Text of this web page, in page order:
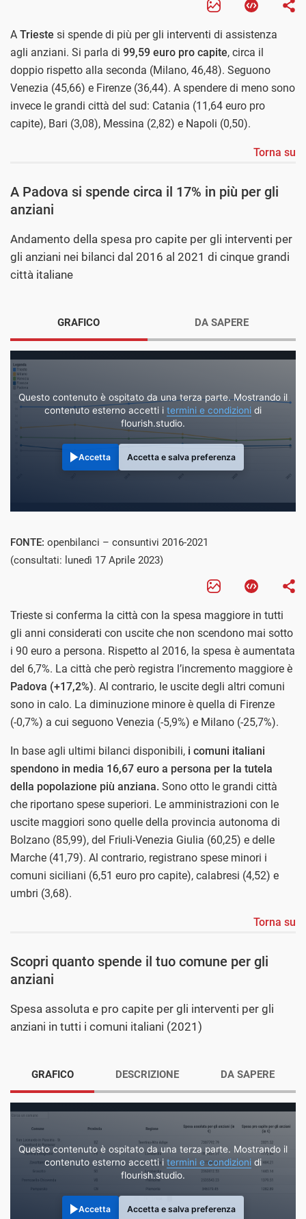
A Trieste si spende di più per gli interventi di assistenza
agli anziani. Si parla di 99,59 euro pro capite, circa il
doppio rispetto alla seconda (Milano, 46,48). Seguono
Venezia (45,66) e Firenze (36,44). A spendere di meno sono
invece le grandi città del sud: Catania (11,64 euro pro
capite), Bari (3,08), Messina (2,82) e Napoli (0,50).
Torna su
A Padova si spende circa il 17% in più per gli
anziani
Andamento della spesa pro capite per gli interventi per
gli anziani nei bilanci dal 2016 al 2021 di cinque grandi
città italiane
GRAFICO
Questo contenuto è ospitato da una terza parte. Mostrando il
contenuto esterno accetti i termini e condizioni di
flourish.studio.
Accetta Accetta e salva preferenza
DA SAPERE
FONTE: openbilanci – consuntivi 2016-2021
(consultati: lunedì 17 Aprile 2023)
Trieste si conferma la città con la spesa maggiore in tutti
gli anni considerati con uscite che non scendono mai sotto
i 90 euro a persona. Rispetto al 2016, la spesa è aumentata
del 6,7%. La città che però registra l’incremento maggiore è
Padova (+17,2%). Al contrario, le uscite degli altri comuni
sono in calo. La diminuzione minore è quella di Firenze
(-0,7%) a cui seguono Venezia (-5,9%) e Milano (-25,7%).
In base agli ultimi bilanci disponibili, i comuni italiani
spendono in media 16,67 euro a persona per la tutela
della popolazione più anziana. Sono otto le grandi città
che riportano spese superiori. Le amministrazioni con le
uscite maggiori sono quelle della provincia autonoma di
Bolzano (85,99), del Friuli-Venezia Giulia (60,25) e delle
Marche (41,79). Al contrario, registrano spese minori i
comuni siciliani (6,51 euro pro capite), calabresi (4,52) e
umbri (3,68).
Torna su
Scopri quanto spende il tuo comune per gli
anziani
Spesa assoluta e pro capite per gli interventi per gli
anziani in tutti i comuni italiani (2021)
GRAFICO
Questo contenuto è ospitato da una terza parte. Mostrando il
contenuto esterno accetti i termini e condizioni di
flourish.studio.
Accetta Accetta e salva preferenza
DESCRIZIONE DA SAPERE